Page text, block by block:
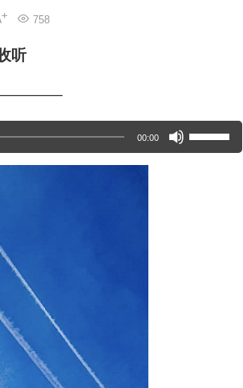
758
听
00:00
使
用